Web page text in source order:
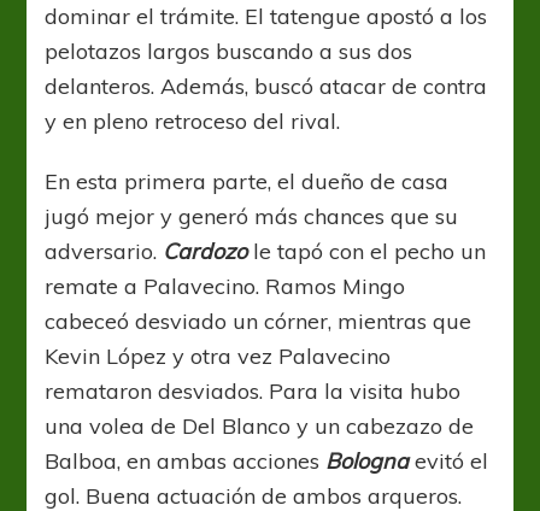
dominar el trámite. El tatengue apostó a los
pelotazos largos buscando a sus dos
delanteros. Además, buscó atacar de contra
y en pleno retroceso del rival.
En esta primera parte, el dueño de casa
jugó mejor y generó más chances que su
adversario. Cardozole tapó con el pecho un
remate a Palavecino. Ramos Mingo
cabeceó desviado un córner, mientras que
Kevin López y otra vez Palavecino
remataron desviados. Para la visita hubo
una volea de Del Blanco y un cabezazo de
Balboa, en ambas acciones Bolognaevitó el
gol. Buena actuación de ambos arqueros.